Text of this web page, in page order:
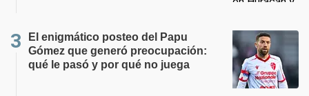
El enigmático posteo del Papu
Gómez que generó preocupación:
qué le pasó y por qué no juega